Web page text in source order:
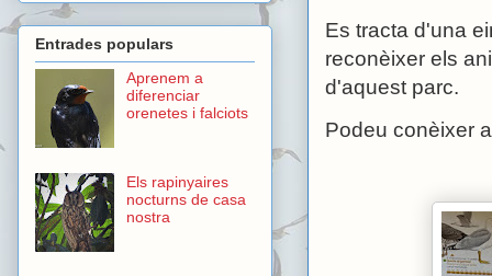
Es tracta d'una
reconèixer els
d'aquest parc.
Podeu conèixer
Entrades populars
Aprenem a
diferenciar
orenetes i falciots
Els rapinyaires
nocturns de casa
nostra